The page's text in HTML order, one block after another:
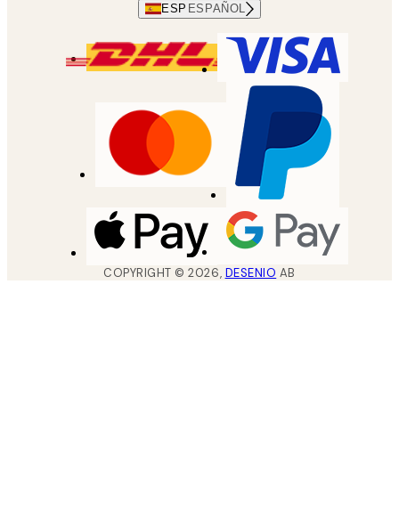
ESP ESPAÑOL
COPYRIGHT ©2026, DESENIO AB